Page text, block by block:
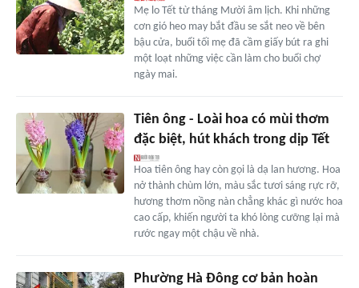
Mẹ lo Tết từ tháng Mười âm lịch. Khi những
cơn gió heo may bắt đầu se sắt neo về bên
bậu cửa, buổi tối mẹ đã cầm giấy bút ra ghi
một loạt những việc cần làm cho buổi chợ
ngày mai.
Tiên ông - Loài hoa có mùi thơm
đặc biệt, hút khách trong dịp Tết
Hoa tiên ông hay còn gọi là dạ lan hương. Hoa
nở thành chùm lớn, màu sắc tươi sáng rực rỡ,
hương thơm nồng nàn chẳng khác gì nước hoa
cao cấp, khiến người ta khó lòng cưỡng lại mà
rước ngay một chậu về nhà.
Phường Hà Đông cơ bản hoàn